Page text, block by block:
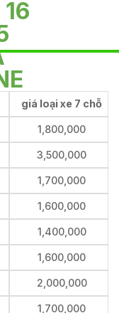
giá loại xe 7 chỗ
1,800,000
3,500,000
1,700,000
1,600,000
1,400,000
1,600,000
2,000,000
1,700,000